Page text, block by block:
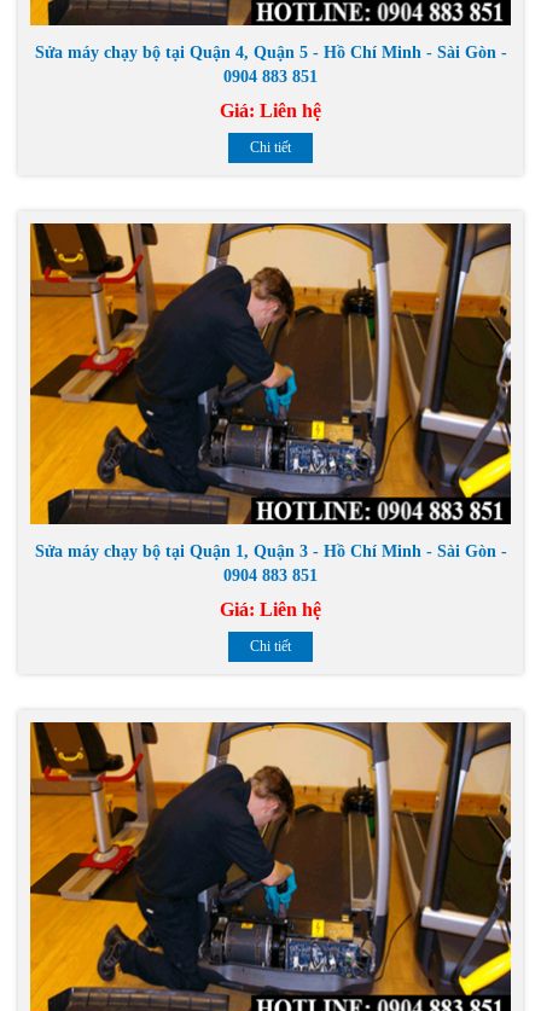
Sửa máy chạy bộ tại Quận 4, Quận 5 - Hồ Chí Minh - Sài Gòn -
0904 883 851
Giá: Liên hệ
Chi tiết
Sửa máy chạy bộ tại Quận 1, Quận 3 - Hồ Chí Minh - Sài Gòn -
0904 883 851
Giá: Liên hệ
Chi tiết